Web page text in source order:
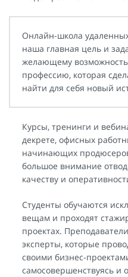
Онлайн-школа
наша главная цель и
желающему
профессию, которая
найти для себя новый
Курсы, тренинги и
декрете, офисных
начинающих
большое внимание
качеству и
Студенты обучаются
вещам и проходят
проектах.
эксперты, которые
своими бизнес-
самосовершенствуясь и